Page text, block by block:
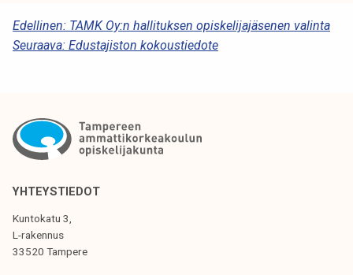
e
l
u
a
A
R
K
K
E
L
I
E
Edellinen: TAMK Oy:n hallituksen opiskelijajäsenen valinta
Seuraava: Edustajiston kokoustiedote
YHTEYSTIEDOT
Kuntokatu 3,
L-rakennus
33520 Tampere